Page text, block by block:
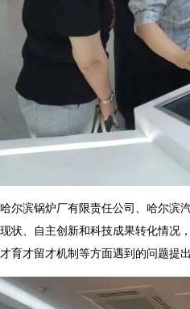
滨锅炉厂有限责任公司、哈尔滨
状、自主创新和科技成果转化情况
育才留才机制等方面遇到的问题提